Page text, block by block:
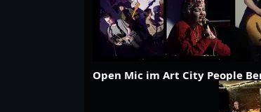
Open Mic im Art City People